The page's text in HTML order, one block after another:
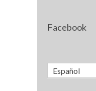
Facebook
Español